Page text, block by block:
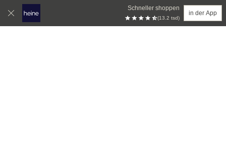
Schneller shoppen
(13.2 tsd)
in der App